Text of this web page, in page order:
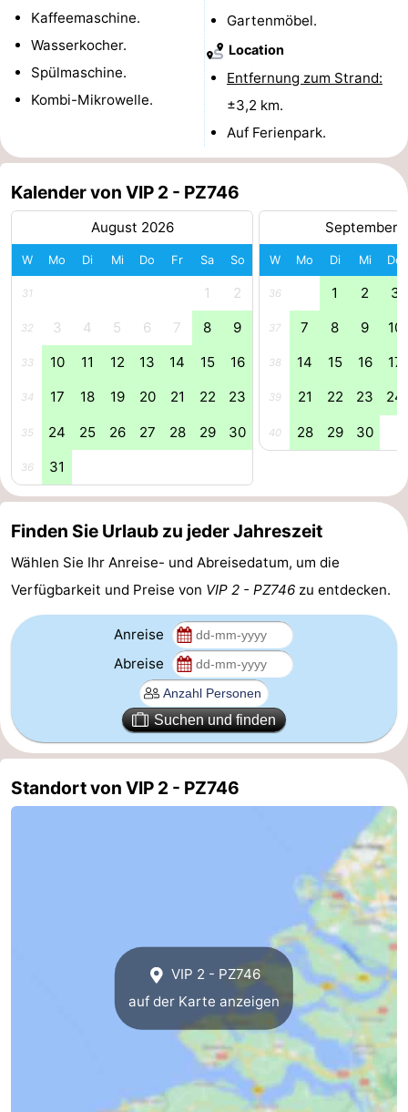
Rundfahrten
Spielplätze
-
Indoor-
Spielplätze
Bowling
-
Minigolfplätze
Wellness-
&
Natur
Sport
Schwimmbader
Radfahren
-
Wandern
Reiten
-
Golfplatze
Surfen
-
Tauchen
Seehunden
und
Veranstaltungen
Kaffeemaschine.
Wasserkocher.
Spülmaschine.
Kombi-Mikrowelle.
Gartenmöbel.
Location
Entfernung zum Strand:
±3,2 km.
Auf Ferienpark.
Kalender von VIP 2 - PZ746
August 2026
W Mo Di Mi Do Fr Sa So
31 1 2
32 3 4 5 6 7 8 9
33 10 11 12 13 14 15 16
34 17 18 19 20 21 22 23
35 24 25 26 27 28 29 30
36 31
September
W Mo Di Mi Do
36 1 2 3
37 7 8 9 10
38 14 15 16 17
39 21 22 23 24
40 28 29 30
Finden Sie Urlaub zu jeder Jahreszeit
Wählen Sie Ihr Anreise- und Abreisedatum, um die
Verfügbarkeit und Preise von VIP 2 - PZ746 zu entdecken.
Anreise
Abreise
Suchen und finden
Standort von VIP 2 - PZ746
VIP 2 - PZ746
auf der Karte anzeigen